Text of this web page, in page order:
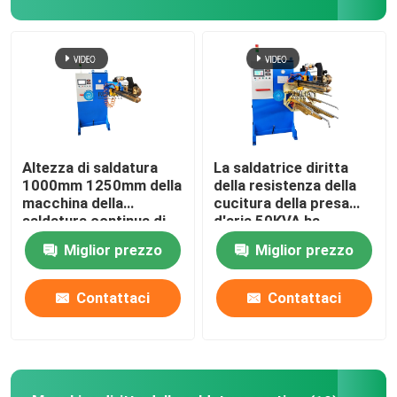
Prodotti
Macchina della saldatura continua di resistenza
Macchina diritta della saldatura continua
Macchina laterale della saldatura continua
Macchina lunga della saldatura continua
Altezza di saldatura
1000mm 1250mm della
macchina della
saldatura continua di
resistenza 50KVA
Miglior prezzo
Contattaci
La saldatrice diritta
della resistenza della
cucitura della presa
d'aria 50KVA ha
automatizzato il
saldatore della
resistenza
Miglior prezzo
Contattaci